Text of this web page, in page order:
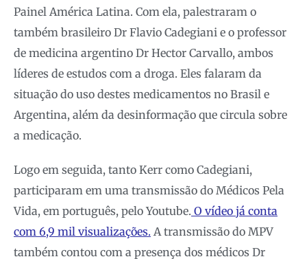
Painel América Latina. Com ela, palestraram o
também brasileiro Dr Flavio Cadegiani e o professor
de medicina argentino Dr Hector Carvallo, ambos
líderes de estudos com a droga. Eles falaram da
situação do uso destes medicamentos no Brasil e
Argentina, além da desinformação que circula sobre
a medicação.
Logo em seguida, tanto Kerr como Cadegiani,
participaram em uma transmissão do Médicos Pela
Vida, em português, pelo Youtube. O vídeo já conta
com 6,9 mil visualizações. A transmissão do MPV
também contou com a presença dos médicos Dr